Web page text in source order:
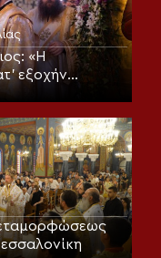
«Η
εξοχήν
μέσα σε